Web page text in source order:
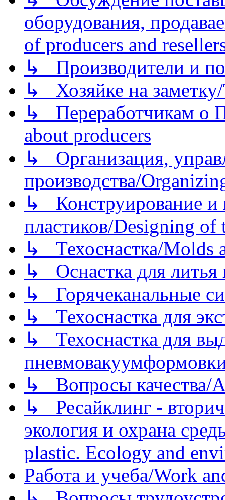
оборудования,
of producers and
↳ Производители и
↳ Хозяйке на
↳ Переработчикам о
about producers
↳ Организация,
производства/
↳ Конструирование и
пластиков/Designing of
↳ Техоснастка/Molds
↳ Оснастка для литья
↳ Горячеканальные
↳ Техоснастка для
↳ Техоснастка для
↳ Вопросы качества/
↳ Ресайклинг -
экология и охрана
plastic. Ecology and
Работа и учеба/Work